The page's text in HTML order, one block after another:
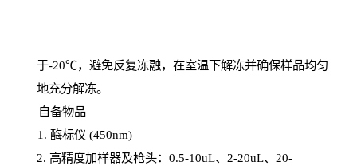
于-20℃，避免反复冻融，在室温下解冻并确保样品均匀
地充分解冻。
自备物品
1 . 酶标仪 (450nm)
2. 高精度加样器及枪头： 0.5-10uL、 2-20uL、 20-